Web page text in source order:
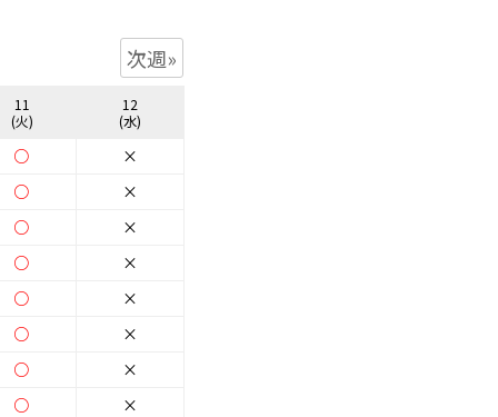
次週»
11
(火)
○
○
○
○
○
○
○
○
12
(水)
×
×
×
×
×
×
×
×